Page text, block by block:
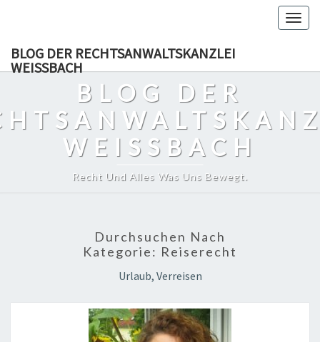
content
BLOG DER RECHTSANWALTSKANZLEI
WEISSBACH
BLOG DER
WEISSBACH
Recht Und Alles Was Uns Bewegt.
Durchsuchen Nach
Kategorie: Reiserecht
Urlaub, Verreisen